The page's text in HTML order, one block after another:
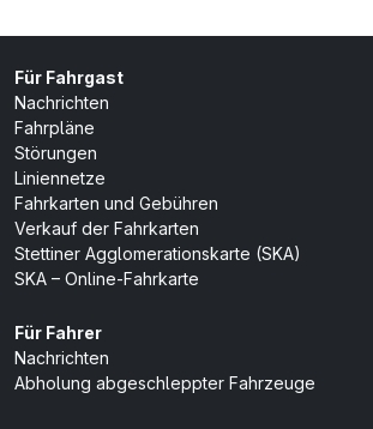
Für Fahrgast
Nachrichten
Fahrpläne
Störungen
Liniennetze
Fahrkarten und Gebühren
Verkauf der Fahrkarten
Stettiner Agglomerationskarte (SKA)
SKA – Online-Fahrkarte
Für Fahrer
Nachrichten
Abholung abgeschleppter Fahrzeuge